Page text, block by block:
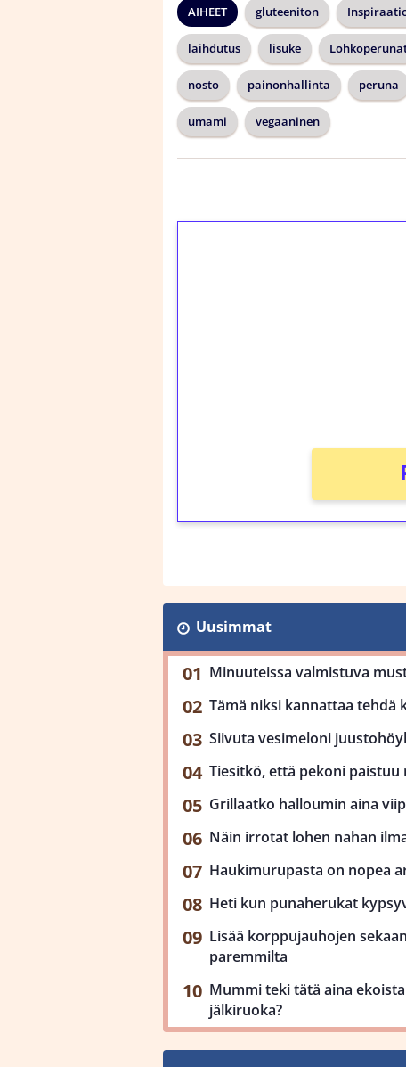
AIHEET gluteeniton
laihdutus lisuke
nosto painonhallinta peruna
umami vegaaninen
Uusimmat
Minuuteissa valmistuva
Tämä niksi kannattaa tehdä
Siivuta vesimeloni
Tiesitkö, että pekoni paistuu
Grillaatko halloumin aina
Näin irrotat lohen nahan
Haukimurupasta on nopea
Heti kun punaherukat
Lisää korppujauhojen
paremmilta
Mummi teki tätä aina
jälkiruoka?